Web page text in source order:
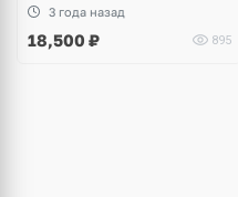
3 года назад
18,500 ₽ 895